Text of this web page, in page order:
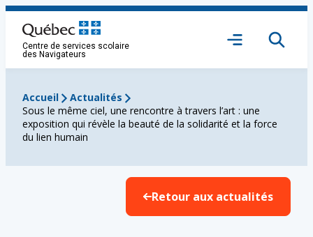
Aller
contenu
Centre de services scolaire
des Navigateurs
Ouvrir
Accueil
Actualités
Sous le même ciel, une rencontre à travers l’art : une
exposition qui révèle la beauté de la solidarité et la force
du lien humain
Retour aux actualités